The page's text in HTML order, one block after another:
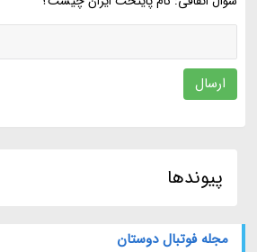
ارسال
پیوندها
مجله فوتبال دوستان